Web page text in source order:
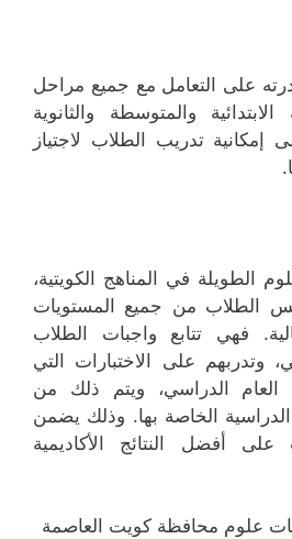
على التعامل مع جميع مراحل
والمتوسطة والثانوية
إمكانية تدريب الطلاب لاجتياز
الطويلة في المناهج الكويتية،
الطلاب من جميع المستويات
فهي تتابع واجبات الطلاب
على الاختبارات التي
العام الدراسي، ويتم ذلك من
الخاصة بها. وذلك يضمن
أفضل النتائج الأكاديمية
علوم محافظة كويت العاصمة